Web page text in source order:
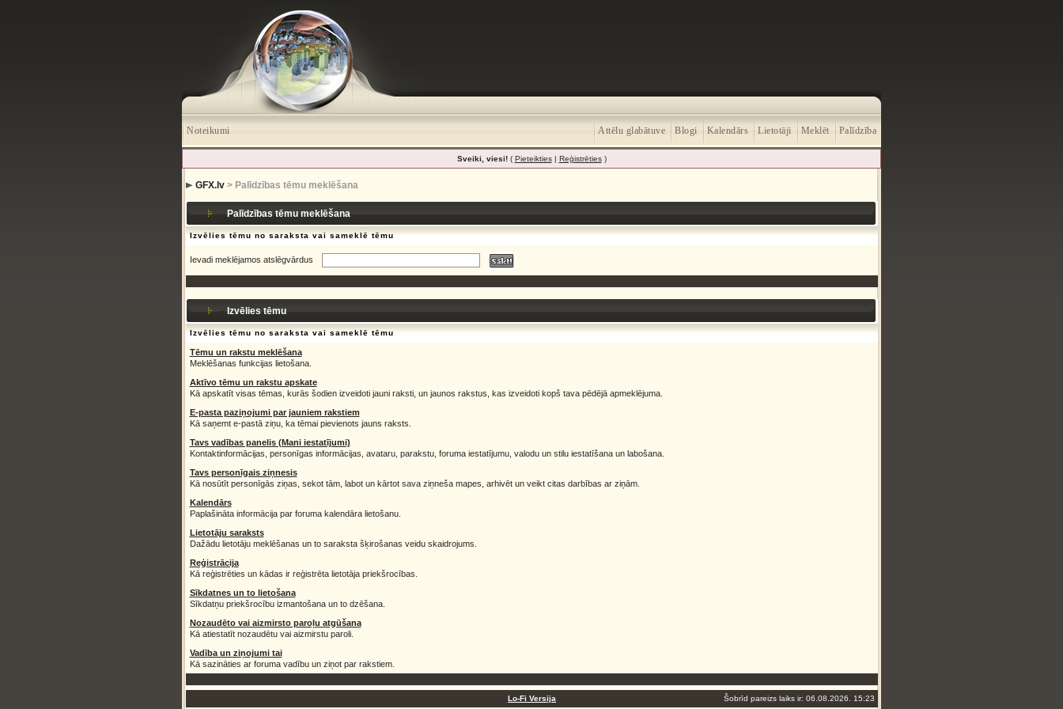
Noteikumi Palīdzība
Meklēt
Lietotāji
Kalendārs
Blogi
Attēlu glabātuve
Sveiki, viesi!( Pieteikties| Reģistrēties)
GFX.lv> Palīdzības tēmu meklēšana
Palīdzības tēmu meklēšana
Izvēlies tēmu no saraksta vai sameklē tēmu
Ievadi meklējamos atslēgvārdus
Izvēlies tēmu
Izvēlies tēmu no saraksta vai sameklē tēmu
Tēmu un rakstu meklēšana
Meklēšanas funkcijas lietošana.
Aktīvo tēmu un rakstu apskate
Kā apskatīt visas tēmas, kurās šodien izveidoti jauni raksti, un jaunos rakstus, kas izveidoti kopš tava pēdējā apmeklējuma.
E-pasta paziņojumi par jauniem rakstiem
Kā saņemt e-pastā ziņu, ka tēmai pievienots jauns raksts.
Tavs vadības panelis (Mani iestatījumi)
Kontaktinformācijas, personīgas informācijas, avataru, parakstu, foruma iestatījumu, valodu un stilu iestatīšana un labošana.
Tavs personīgais ziņnesis
Kā nosūtīt personīgās ziņas, sekot tām, labot un kārtot sava ziņneša mapes, arhivēt un veikt citas darbības ar ziņām.
Kalendārs
Paplašināta informācija par foruma kalendāra lietošanu.
Lietotāju saraksts
Dažādu lietotāju meklēšanas un to saraksta šķirošanas veidu skaidrojums.
Reģistrācija
Kā reģistrēties un kādas ir reģistrēta lietotāja priekšrocības.
Sīkdatnes un to lietošana
Sīkdatņu priekšrocību izmantošana un to dzēšana.
Nozaudēto vai aizmirsto paroļu atgūšana
Kā atiestatīt nozaudētu vai aizmirstu paroli.
Vadība un ziņojumi tai
Kā sazināties ar foruma vadību un ziņot par rakstiem.
Lo-Fi Versija Šobrīd pareizs laiks ir: 06.08.2026. 15:23